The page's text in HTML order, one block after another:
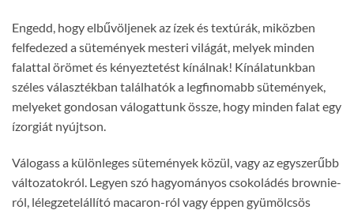
Engedd, hogy elbűvöljenek az ízek és textúrák, miközben
felfedezed a sütemények mesteri világát, melyek minden
falattal örömet és kényeztetést kínálnak! Kínálatunkban
széles választékban találhatók a legfinomabb sütemények,
melyeket gondosan válogattunk össze, hogy minden falat egy
ízorgiát nyújtson.
Válogass a különleges sütemények közül, vagy az egyszerűbb
változatokról. Legyen szó hagyományos csokoládés brownie-
ról, lélegzetelállító macaron-ról vagy éppen gyümölcsös